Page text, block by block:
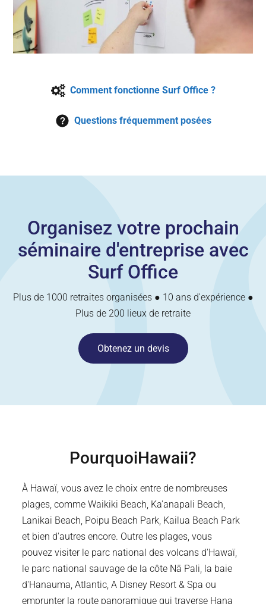
Comment fonctionne Surf Office ?
Questions fréquemment posées
Organisez votre prochain
séminaire d'entreprise avec
Surf Office
Plus de 1000 retraites organisées ● 10 ans d'expérience ●
Plus de 200 lieux de retraite
Obtenez un devis
PourquoiHawaii?
À Hawaï, vous avez le choix entre de nombreuses
plages, comme Waikiki Beach, Ka'anapali Beach,
Lanikai Beach, Poipu Beach Park, Kailua Beach Park
et bien d'autres encore. Outre les plages, vous
pouvez visiter le parc national des volcans d'Hawaï,
le parc national sauvage de la côte Nā Pali, la baie
d'Hanauma, Atlantic, A Disney Resort & Spa ou
emprunter la route panoramique qui traverse Hana